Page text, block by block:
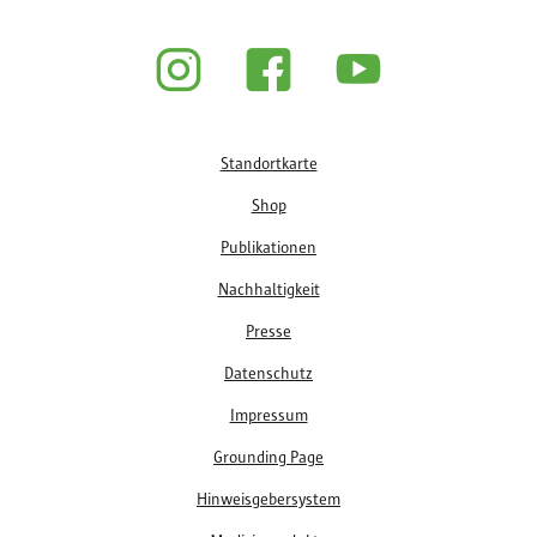
Standortkarte
Shop
Publikationen
Nachhaltigkeit
Presse
Datenschutz
Impressum
Grounding Page
Hinweisgebersystem